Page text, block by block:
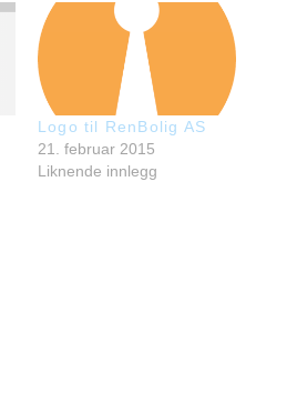
Logo til RenBolig AS
21. februar 2015
Liknende innlegg